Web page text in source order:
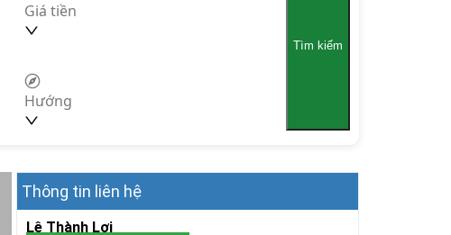
Giá tiền
Hướng
Tìm kiếm
Thông tin liên hệ
Lê Thành Lợi